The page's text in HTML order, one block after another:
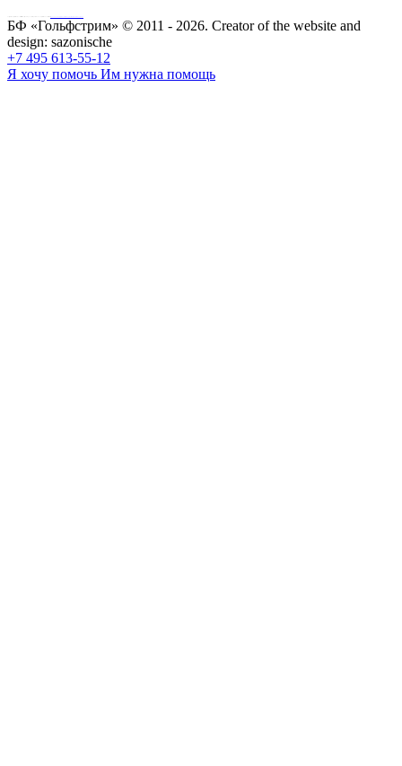
БФ «Гольфстрим» © 2011 - 2026. Creator of the website and
design: sazonische
+7 495 613-55-12
Я хочу помочь Им нужна помощь